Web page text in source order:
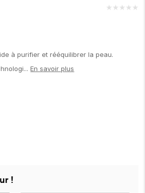
★ ★ ★ ★ ★
à purifier et rééquilibrer la peau.
En savoir plus
!